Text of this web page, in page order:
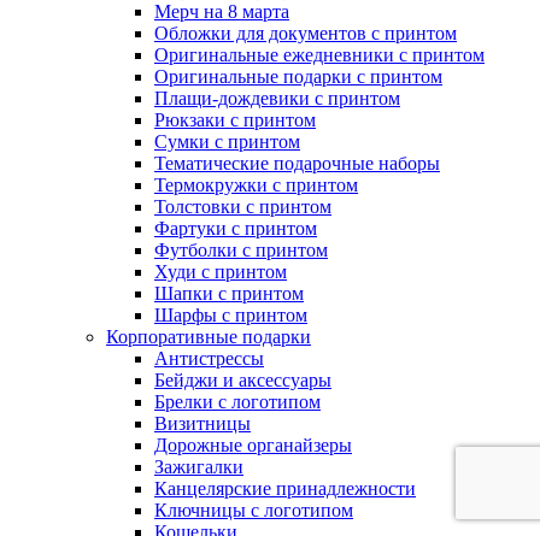
Мерч на 8 марта
Обложки для документов с принтом
Оригинальные ежедневники с принтом
Оригинальные подарки с принтом
Плащи-дождевики с принтом
Рюкзаки с принтом
Сумки с принтом
Тематические подарочные наборы
Термокружки с принтом
Толстовки с принтом
Фартуки с принтом
Футболки с принтом
Худи с принтом
Шапки с принтом
Шарфы с принтом
Корпоративные подарки
Антистрессы
Бейджи и аксессуары
Брелки с логотипом
Визитницы
Дорожные органайзеры
Зажигалки
Канцелярские принадлежности
Ключницы с логотипом
Кошельки